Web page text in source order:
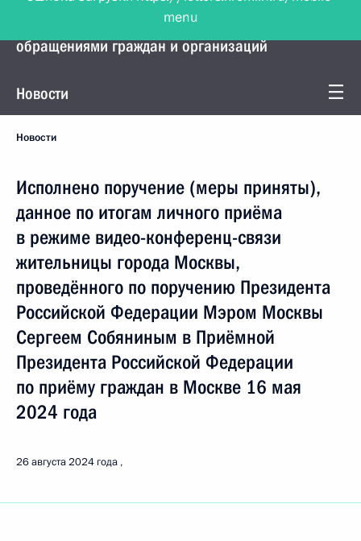
Управление Президента по работе с
обращениями граждан и организаций
Новости
Новости
Исполнено поручение (меры приняты),
данное по итогам личного приёма
в режиме видео-конференц-связи
жительницы города Москвы,
проведённого по поручению Президента
Российской Федерации Мэром Москвы
Сергеем Собяниным в Приёмной
Президента Российской Федерации
по приёму граждан в Москве 16 мая
2024 года
26 августа 2024 года
menu